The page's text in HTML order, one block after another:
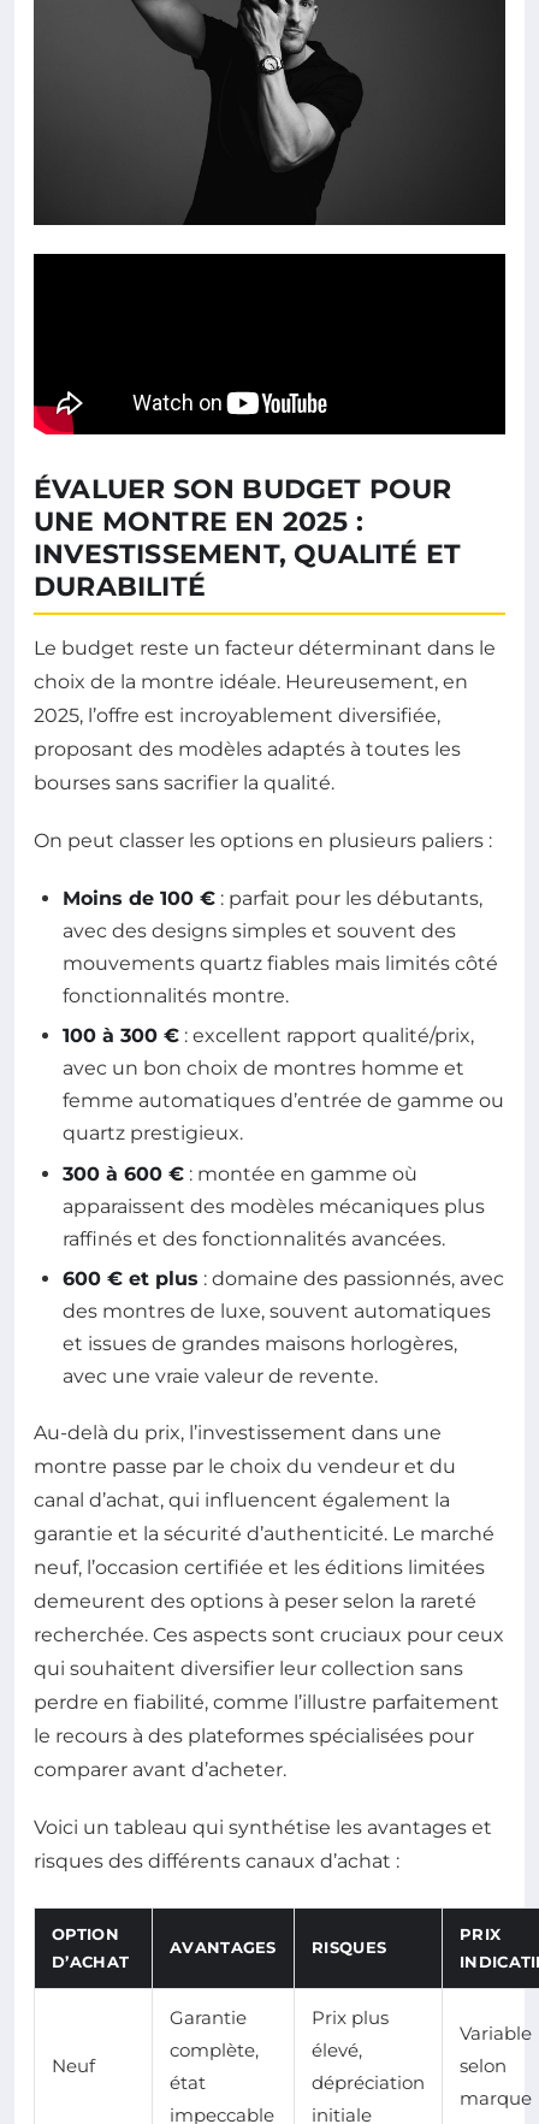
ÉVALUER SON BUDGET POUR
UNE MONTRE EN 2025 :
INVESTISSEMENT, QUALITÉ ET
DURABILITÉ
Le budget reste un facteur déterminant dans le
choix de la montre idéale. Heureusement, en
2025, l’offre est incroyablement diversifiée,
proposant des modèles adaptés à toutes les
bourses sans sacrifier la qualité.
On peut classer les options en plusieurs paliers :
Moins de 100 € : parfait pour les débutants,
avec des designs simples et souvent des
mouvements quartz fiables mais limités côté
fonctionnalités montre.
100 à 300 € : excellent rapport qualité/prix,
avec un bon choix de montres homme et
femme automatiques d’entrée de gamme ou
quartz prestigieux.
300 à 600 € : montée en gamme où
apparaissent des modèles mécaniques plus
raffinés et des fonctionnalités avancées.
600 € et plus : domaine des passionnés, avec
des montres de luxe, souvent automatiques
et issues de grandes maisons horlogères,
avec une vraie valeur de revente.
Au-delà du prix, l’investissement dans une
montre passe par le choix du vendeur et du
canal d’achat, qui influencent également la
garantie et la sécurité d’authenticité. Le marché
neuf, l’occasion certifiée et les éditions limitées
demeurent des options à peser selon la rareté
recherchée. Ces aspects sont cruciaux pour ceux
qui souhaitent diversifier leur collection sans
perdre en fiabilité, comme l’illustre parfaitement
le recours à des plateformes spécialisées pour
comparer avant d’acheter.
Voici un tableau qui synthétise les avantages et
risques des différents canaux d’achat :
OPTION
D’ACHAT
AVANTAGES RISQUES
PRIX
Neuf
Garantie
complète,
état
impeccable
Prix plus
élevé,
dépréciation
initiale
Variable
selon
marque